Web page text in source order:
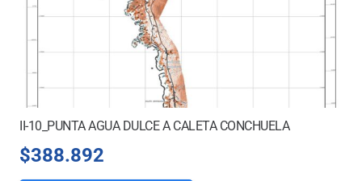
II-10_PUNTA AGUA DULCE A CALETA CONCHUELA
$388.892